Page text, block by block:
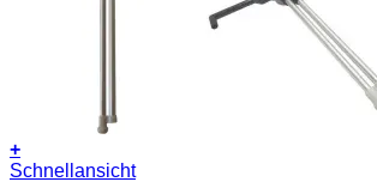
+
Schnellansicht